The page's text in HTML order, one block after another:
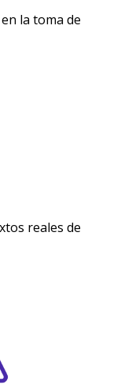
la toma de
reales de